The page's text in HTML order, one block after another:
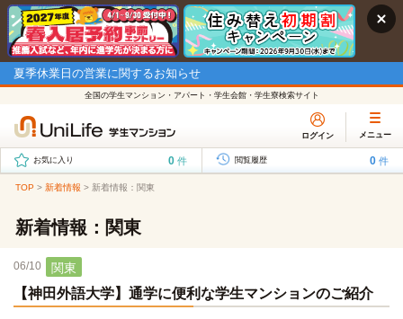
夏季休業日の営業に関するお知らせ
全国の学生マンション・アパート・学生会館・学生寮検索サイト
ログイン メニュー
お気に入り 0 件 閲覧履歴 0 件
TOP > 新着情報 > 新着情報：関東
新着情報：関東
06/10 関東
【神田外語大学】通学に便利な学生マンションのご紹介